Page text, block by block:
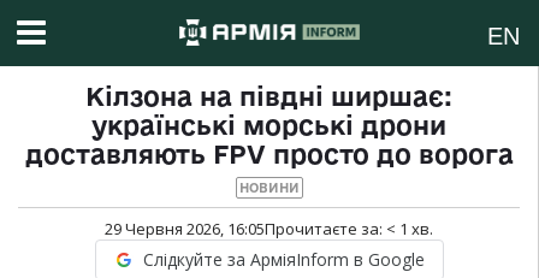
EN
Кілзона на півдні ширшає:
українські морські дрони
доставляють FPV просто до ворога
НОВИНИ
29 Червня 2026, 16:05Прочитаєте за: < 1 хв.
Слідкуйте за АрміяInform в Google